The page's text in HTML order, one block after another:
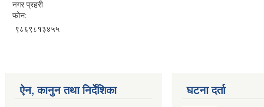
नगर प्रहरी
फोन:
९८६९८१३४५५
ऐन, कानुन तथा निर्देशिका घटना दर्ता